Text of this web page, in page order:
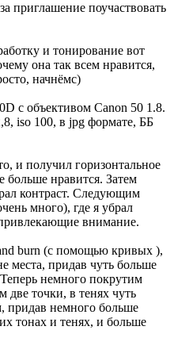
приглашение поучаствовать
и тонирование вот
она так всем нравится,
начнёмс)
с объективом Canon 50 1.8.
iso 100, в jpg формате, ББ
и получил горизонтальное
больше нравится. Затем
контраст. Следующим
много), где я убрал
внимание.
burn (с помощью кривых ),
места, придав чуть больше
немного покрутим
точки, в тенях чуть
придав немного больше
тонах и тенях, и больше